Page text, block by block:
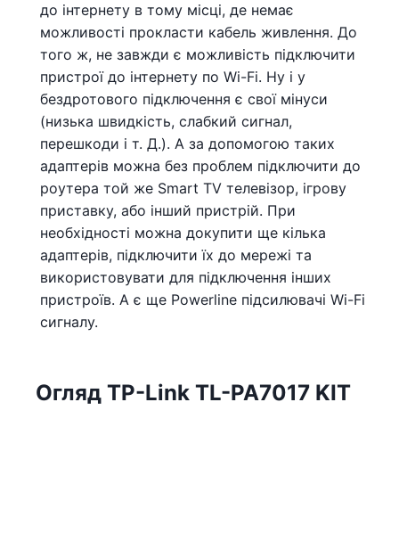
до інтернету в тому місці, де немає
можливості прокласти кабель живлення. До
того ж, не завжди є можливість підключити
пристрої до інтернету по Wi-Fi. Ну і у
бездротового підключення є свої мінуси
(низька швидкість, слабкий сигнал,
перешкоди і т. Д.). А за допомогою таких
адаптерів можна без проблем підключити до
роутера той же Smart TV телевізор, ігрову
приставку, або інший пристрій. При
необхідності можна докупити ще кілька
адаптерів, підключити їх до мережі та
використовувати для підключення інших
пристроїв. А є ще Powerline підсилювачі Wi-Fi
сигналу.
Огляд TP-Link TL-PA7017 KIT